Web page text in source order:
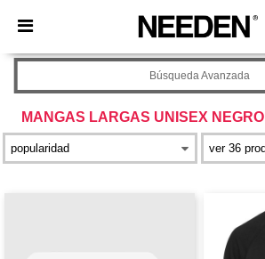
× App de Needen
¡Mejores precios en app!
MANGAS LARGAS UNISEX NEGRO
Búsqueda Avanzada